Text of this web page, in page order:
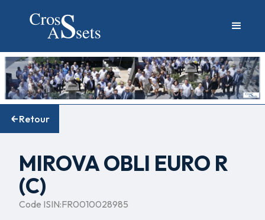
Retour
MIROVA OBLI EURO R
(C)
Code ISIN:FR0010028985